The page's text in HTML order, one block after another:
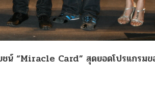
น์ “Miracle Card” สุดยอดโปรแกรมข